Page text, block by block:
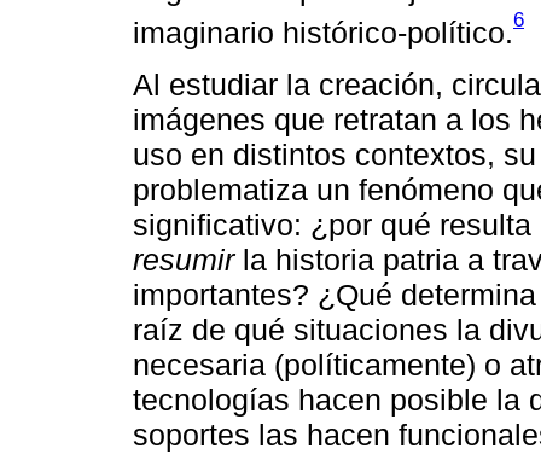
imaginario histórico-político.6
Al estudiar la creación,
imágenes que retratan a los
uso en distintos contextos,
problematiza un fenómeno
significativo: ¿por qué
resumirla historia patria a
importantes? ¿Qué
raíz de qué situaciones la
necesaria (políticamente) o
tecnologías hacen posible la
soportes las hacen